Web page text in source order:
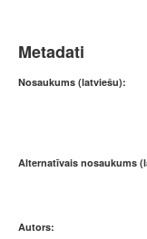
Metadati
Nosaukums (latviešu):
Alternatīvais nosaukums
Autors: